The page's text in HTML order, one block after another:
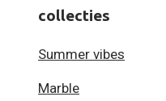
collecties
Summer vibes
Marble